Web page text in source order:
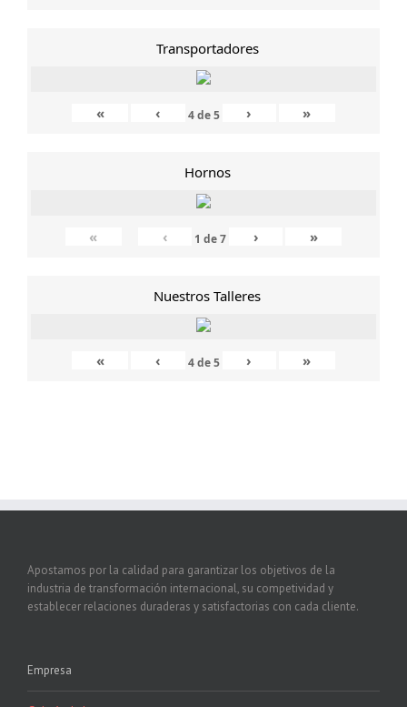
Transportadores
« ‹ 4de5 › »
Hornos
« ‹ 1 de7 › »
Nuestros Talleres
« ‹ 4de5 › »
Apostamos por la calidad para garantizar los objetivos de la
industria de transformación internacional, su competividad y
establecer relaciones duraderas y satisfactorias con cada cliente.
Empresa